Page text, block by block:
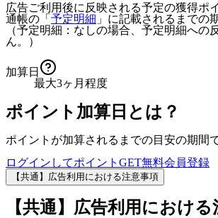
広告ご利用後に反映される予定の獲得ポ
通帳の「 予定明細 」に記載されるまでの
（予定明細：なしの場合、予定明細への
ん。）
加算日
最大3ヶ月程度
ポイント加算日とは？
ポイントが加算されるまでの目安の期間で
ログインしてポイントGET無料会員登録
【共通】広告利用における注意事項
【共通】広告利用におけ